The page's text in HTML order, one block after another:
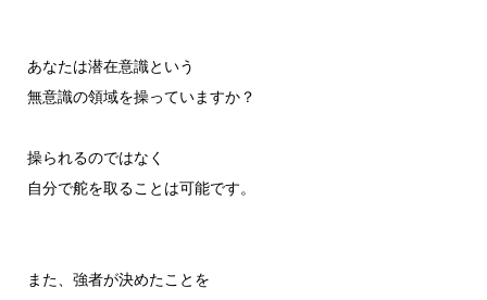
あなたは潜在意識という
無意識の領域を操っていますか？
操られるのではなく
自分で舵を取ることは可能です。
また、強者が決めたことを